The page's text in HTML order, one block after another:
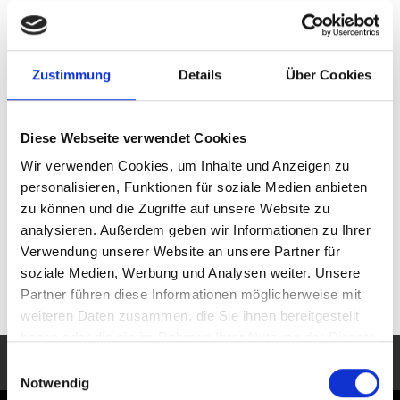
Zustimmung Details Über Cookies
Diese Webseite verwendet Cookies
Wir verwenden Cookies, um Inhalte und Anzeigen zu
personalisieren, Funktionen für soziale Medien anbieten
zu können und die Zugriffe auf unsere Website zu
analysieren. Außerdem geben wir Informationen zu Ihrer
Verwendung unserer Website an unsere Partner für
soziale Medien, Werbung und Analysen weiter. Unsere
Partner führen diese Informationen möglicherweise mit
weiteren Daten zusammen, die Sie ihnen bereitgestellt
Cookies, wenn Sie unsere Webseite weiterhin nutzen.
Notwendig
Messestand auf der bauma 2013 in München bedanken
wir uns herzlich.
ZURÜCK